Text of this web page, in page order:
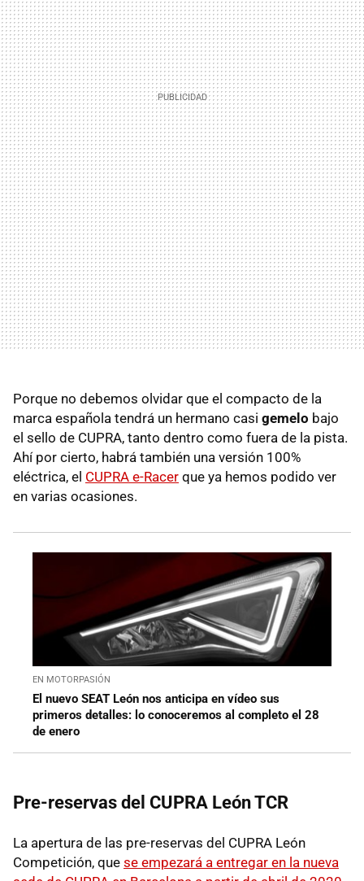
Porque no debemos olvidar que el compacto de la
marca española tendrá un hermano casi gemelo bajo
el sello de CUPRA, tanto dentro como fuera de la pista.
Ahí por cierto, habrá también una versión 100%
eléctrica, el CUPRA e-Racer que ya hemos podido ver
en varias ocasiones.
EN MOTORPASIÓN
El nuevo SEAT León nos anticipa en vídeo sus
primeros detalles: lo conoceremos al completo el 28
de enero
Pre-reservas del CUPRA León TCR
La apertura de las pre-reservas del CUPRA León
Competición, que se empezará a entregar en la nueva